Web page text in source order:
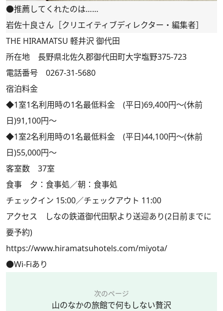
●推薦してくれたのは……
岩佐十良さん［クリエイティブディレクター・編集者］
THE HIRAMATSU 軽井沢 御代田
所在地 長野県北佐久郡御代田町大字塩野375-723
電話番号 0267-31-5680
宿泊料金
◆1室1名利用時の1名最低料金 (平日)69,400円～(休前
日)91,100円～
◆1室2名利用時の1名最低料金 (平日)44,100円～(休前
日)55,000円～
客室数 37室
食事 夕：食事処／朝：食事処
チェックイン 15:00／チェックアウト 11:00
アクセス しなの鉄道御代田駅より送迎あり(2日前までに
要予約)
https://www.hiramatsuhotels.com/miyota/
●Wi-Fiあり
次のページ
山のなかの旅館で何もしない贅沢